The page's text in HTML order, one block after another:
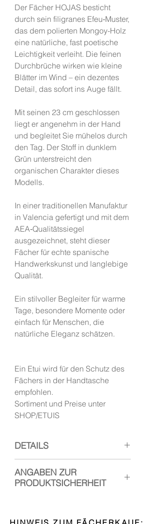
Der Fächer HOJAS besticht
durch sein filigranes Efeu‑Muster,
das dem polierten Mongoy-Holz
eine natürliche, fast poetische
Leichtigkeit verleiht. Die feinen
Durchbrüche wirken wie kleine
Blätter im Wind – ein dezentes
Detail, das sofort ins Auge fällt.
Mit seinen 23 cm geschlossen
liegt er angenehm in der Hand
und begleitet Sie mühelos durch
den Tag. Der Stoff in dunklem
Grün unterstreicht den
organischen Charakter dieses
Modells.
In einer traditionellen Manufaktur
in Valencia gefertigt und mit dem
AEA‑Qualitätssiegel
ausgezeichnet, steht dieser
Fächer für echte spanische
Handwerkskunst und langlebige
Qualität.
Ein stilvoller Begleiter für warme
Tage, besondere Momente oder
einfach für Menschen, die
natürliche Eleganz schätzen.
Ein Etui wird für den Schutz des
Fächers in der Handtasche
empfohlen.
Sortiment und Preise unter
SHOP/ETUIS
DETAILS
und Stoff.
Länge geschlossen : 23 cm
ANGABEN ZUR
PRODUKTSICHERHEIT